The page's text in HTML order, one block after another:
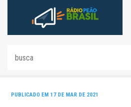
PUBLICADO EM 17 DE MAR DE 2021